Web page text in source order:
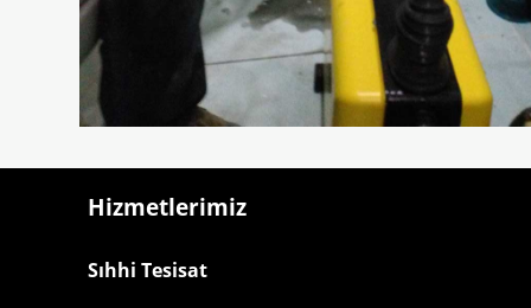
Hizmetlerimiz
Sıhhi Tesisat